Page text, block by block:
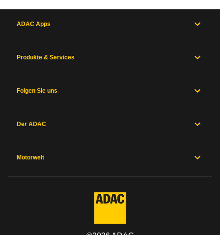
ADAC Apps
Produkte & Services
Folgen Sie uns
Der ADAC
Motorwelt